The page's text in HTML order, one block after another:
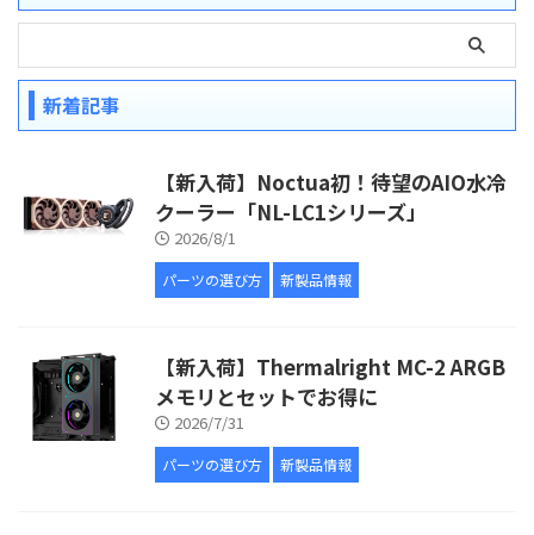
新着記事
【新入荷】Noctua初！待望のAIO水冷
クーラー「NL-LC1シリーズ」
2026/8/1
パーツの選び方 新製品情報
【新入荷】Thermalright MC-2 ARGB
メモリとセットでお得に
2026/7/31
パーツの選び方 新製品情報